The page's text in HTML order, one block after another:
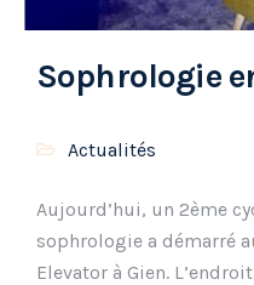
Sophrologie
Actualités
Aujourd’hui, un 2ème
sophrologie a démarré
Elevator à Gien.